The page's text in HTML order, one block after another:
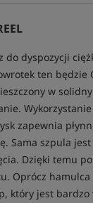
dyspozycji
ten będzie
w
zapewnia
Sama szpula
Dzięki temu
Oprócz
który jest bardzo